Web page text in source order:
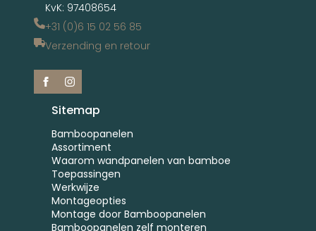
KvK: 97408654
+31 (0)6 15 02 56 85
Verzending en retour
Sitemap
Bamboopanelen
Assortiment
Waarom wandpanelen van bamboe
Toepassingen
Werkwijze
Montageopties
Montage door Bamboopanelen
Bamboopanelen zelf monteren